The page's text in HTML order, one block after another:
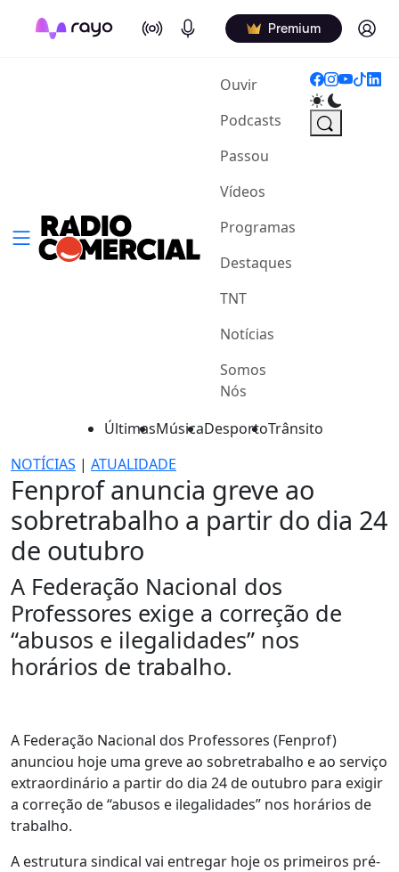
On Air Podcasts Premium Log in
Ouvir(current)
Podcasts
Passou
Vídeos
Programas
Destaques
TNT
Notícias
Somos
Nós
ÚltimasMúsicaDesportoTrânsito
NOTÍCIAS | ATUALIDADE
Fenprof anuncia greve ao
sobretrabalho a partir do dia 24
de outubro
A Federação Nacional dos
Professores exige a correção de
“abusos e ilegalidades” nos
horários de trabalho.
A Federação Nacional dos Professores (Fenprof)
anunciou hoje uma greve ao sobretrabalho e ao serviço
extraordinário a partir do dia 24 de outubro para exigir
a correção de “abusos e ilegalidades” nos horários de
trabalho.
A estrutura sindical vai entregar hoje os primeiros pré-